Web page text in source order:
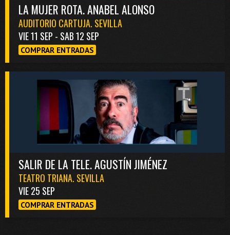
LA MUJER ROTA. ANABEL ALONSO
AUDITORIO CARTUJA. SEVILLA
VIE 11 SEP - SAB 12 SEP
COMPRAR ENTRADAS
SALIR DE LA TELE. AGUSTÍN JIMÉNEZ
TEATRO TRIANA. SEVILLA
VIE 25 SEP
COMPRAR ENTRADAS